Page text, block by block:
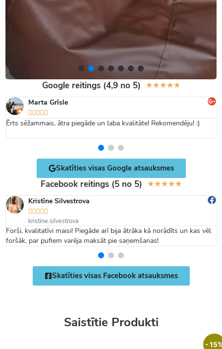
Google reitings (4,9 no 5) ★★★★★
Marta Grīsle

Ērts sēžammais, ātra piegāde un laba kvalitāte! Rekomendēju! :)
Skatīties visas Google atsauksmes
Facebook reitings (5 no 5) ★★★★★
Kristīne Silvestrova

kristine.silvestrova
Forši, kvalitatīvi maisi! Piegāde arī bija ātrāka kā norādīts un kas vēl
foršāk, par pufiem varēja maksāt pie saņemšanas!
Skatīties visas Facebook atsauksmes
Saistītie Produkti
-